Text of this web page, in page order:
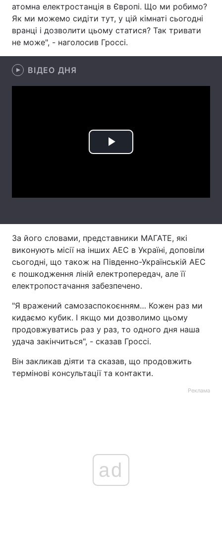
Послуги
атомна електростанція в Європі. Що ми робимо?
Як ми можемо сидіти тут, у цій кімнаті сьогодні
вранці і дозволити цьому статися? Так тривати
не може", - наголосив Гроссі.
ВІДЕО ДНЯ
Play
За його словами, представники МАГАТЕ, які
виконують місії на інших АЕС в Україні, доповіли
сьогодні, що також на Південно-Українській АЕС
є пошкодження ліній електропередач, але її
електропостачання забезпечено.
"Я вражений самозаспокоєнням… Кожен раз ми
кидаємо кубик. І якщо ми дозволимо цьому
продовжуватись раз у раз, то одного дня наша
удача закінчиться", - сказав Гроссі.
Він закликав діяти та сказав, що продовжить
термінові консультації та контакти.
Реклама
ad